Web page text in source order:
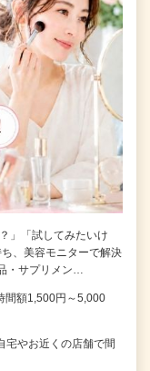
」「試してみたいけ
、美容モニターで解決
・サプリメン…
間額1,500円～5,000
やお近くの店舗で間